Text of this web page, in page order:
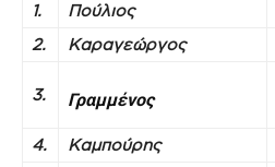
1. Πούλιος
2.
Καραγεώργος
3. Γραμμένος
4. Καμπούρης